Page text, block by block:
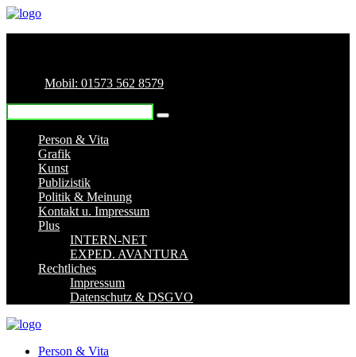
Mobil: 01573 562 8579
Person & Vita
Grafik
Kunst
Publizistik
Politik & Meinung
Kontakt u. Impressum
Plus
INTERN-NET
EXPED. AVANTURA
Rechtliches
Impressum
Datenschutz & DSGVO
Person & Vita